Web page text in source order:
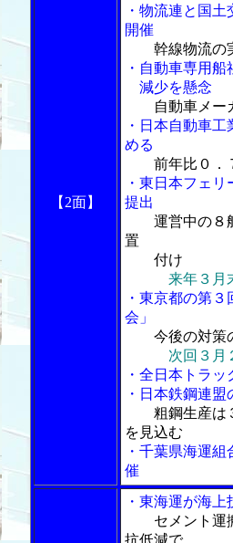
【2面】
・物流連と国
開催
幹線物流の
・自動車専用
減少を懸念
自動車メー
・日本自動車
める
前年比０．
・東日本フェ
提出
運営中の８
置
付け
来年３月
・東京都の第
会」
今後の対策
次回３月
・全日本トラ
・日本鉄鋼連
粗鋼生産は
を見込む
・千葉県海運
催
・東海運が海
セメント運
抗低減で